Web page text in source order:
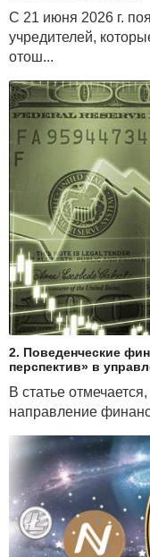
С 21 июня 2026 г.
учредителей,
отош...
2. Поведенческие
перспектив» в
В статье
направление